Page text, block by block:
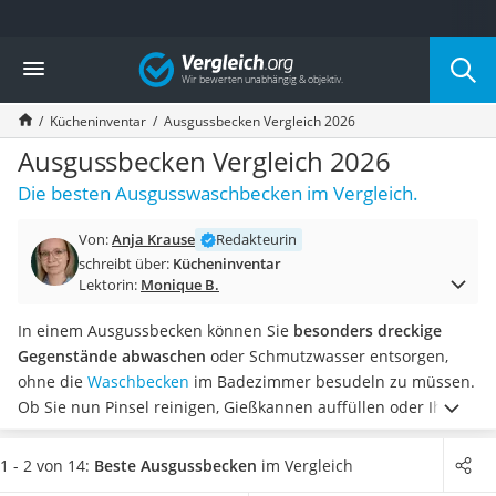
Die beliebtesten Vergleiche nach Kategorie
Haushalt
Wassersprudler
Zentralstaubsauger
Brotbackautomat
Wischroboter
Wäschespinne
Spülmaschinentabs
Akku-Staubsauger
AEG-Waschmaschine
Saug-Wisch-Roboter
Handstaubsauger
Milchaufschäumer
Kondenstrockner
Reiskocher
Vergleich
Kücheninventar Ausgussbecken Vergleich 2026
Ausgussbecken Vergleich 2026
Die besten Ausgusswaschbecken im Vergleich.
Von:Anja Krause
Redakteurin
schreibt über: Kücheninventar
Lektorin: Monique B.
In einem Ausgussbecken können Sie besonders dreckige
Gegenstände abwaschen oder Schmutzwasser entsorgen,
ohne die Waschbecken im Badezimmer besudeln zu müssen.
Ob Sie nun Pinsel reinigen, Gießkannen auffüllen oder Ihren
Dackel nach einem Spaziergang im Matsch abbrausen
möchten: Zahlreiche Tests im Internet zeigen, dass die
1 - 2 von 14: Beste Ausgussbecken im Vergleich